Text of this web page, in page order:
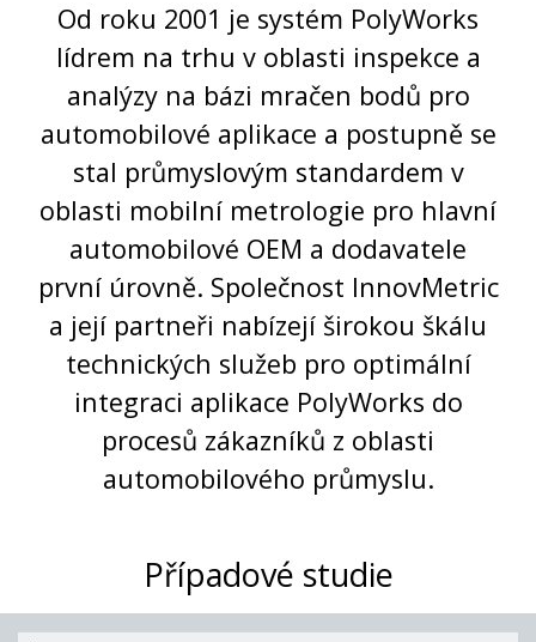
Od roku 2001 je systém PolyWorks
lídrem na trhu v oblasti inspekce a
analýzy na bázi mračen bodů pro
automobilové aplikace a postupně se
stal průmyslovým standardem v
oblasti mobilní metrologie pro hlavní
automobilové OEM a dodavatele
první úrovně. Společnost InnovMetric
a její partneři nabízejí širokou škálu
technických služeb pro optimální
integraci aplikace PolyWorks do
procesů zákazníků z oblasti
automobilového průmyslu.
Případové studie